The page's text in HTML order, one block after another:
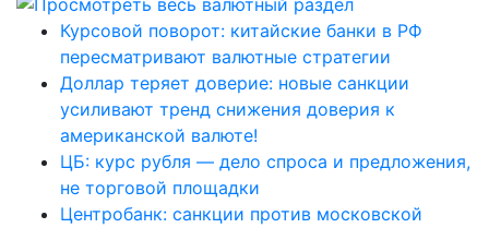
Курсовой поворот: китайские банки в РФ
пересматривают валютные стратегии
Доллар теряет доверие: новые санкции
усиливают тренд снижения доверия к
американской валюте!
ЦБ: курс рубля — дело спроса и предложения,
не торговой площадки
Центробанк: санкции против московской